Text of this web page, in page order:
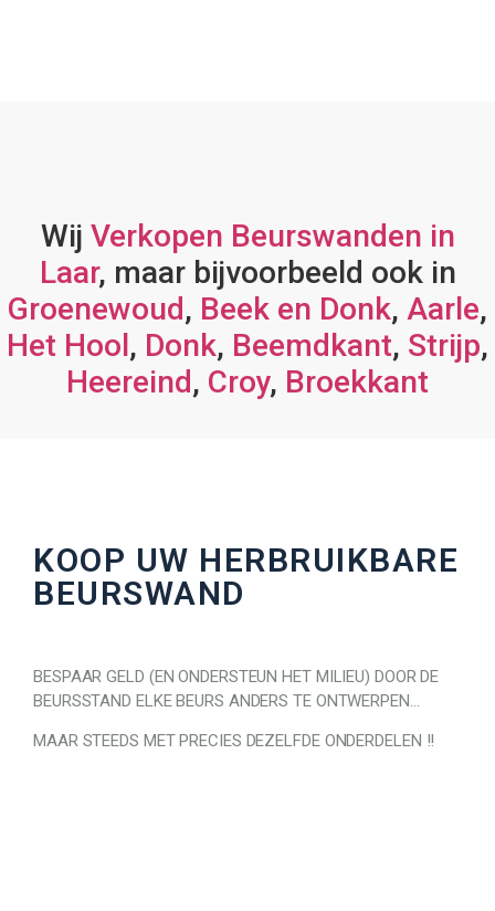
Wij Verkopen Beurswanden in
Laar, maar bijvoorbeeld ook in
Groenewoud, Beek en Donk, Aarle,
Het Hool, Donk, Beemdkant, Strijp,
Heereind, Croy, Broekkant
KOOP UW HERBRUIKBARE
BEURSWAND
BESPAAR GELD (EN ONDERSTEUN HET MILIEU) DOOR DE
BEURSSTAND ELKE BEURS ANDERS TE ONTWERPEN…
MAAR STEEDS MET PRECIES DEZELFDE ONDERDELEN !!